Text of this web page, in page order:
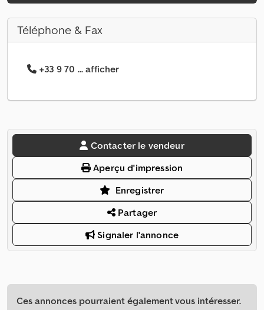
Téléphone & Fax
+33 9 70 ... afficher
Contacter le vendeur
Aperçu d'impression
Enregistrer
Partager
Signaler l'annonce
Ces annonces pourraient également vous intéresser.